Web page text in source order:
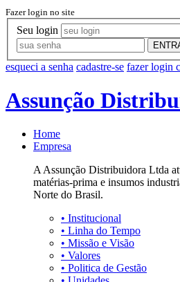
Fazer login no site
Seu login
esqueci a senha cadastre-se fazer login
Assunção
Home
Empresa
A Assunção Distribuidora Ltda
matérias-prima e insumos
Norte do Brasil.
• Institucional
• Linha do Tempo
• Missão e Visão
• Valores
• Politica de Gestão